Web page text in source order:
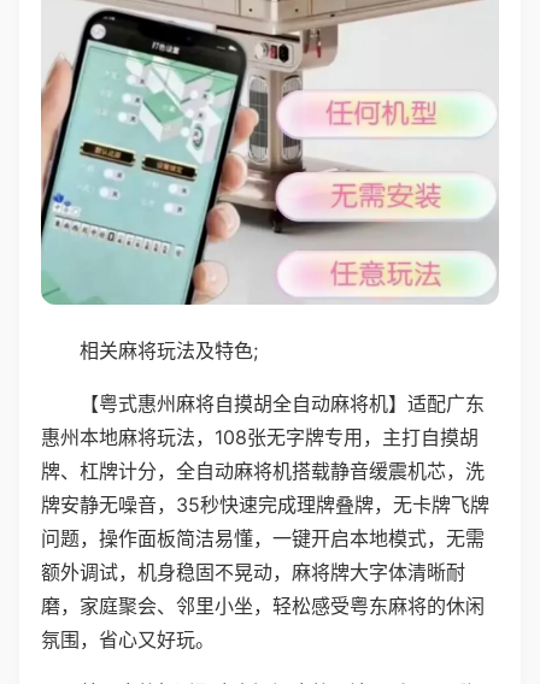
相关麻将玩法及特色;
【粤式惠州麻将自摸胡全自动麻将机】适配广东
惠州本地麻将玩法，108张无字牌专用，主打自摸胡
牌、杠牌计分，全自动麻将机搭载静音缓震机芯，洗
牌安静无噪音，35秒快速完成理牌叠牌，无卡牌飞牌
问题，操作面板简洁易懂，一键开启本地模式，无需
额外调试，机身稳固不晃动，麻将牌大字体清晰耐
磨，家庭聚会、邻里小坐，轻松感受粤东麻将的休闲
氛围，省心又好玩。